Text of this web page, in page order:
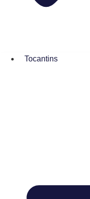
Tocantins